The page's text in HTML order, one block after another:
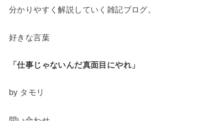
分かりやすく解説していく雑記ブログ。
好きな言葉
「仕事じゃないんだ真面目にやれ」
by タモリ